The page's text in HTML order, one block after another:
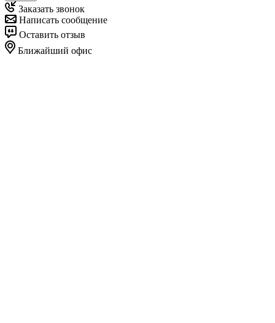
Заказать звонок
Написать сообщение
Оставить отзыв
Ближайший офис